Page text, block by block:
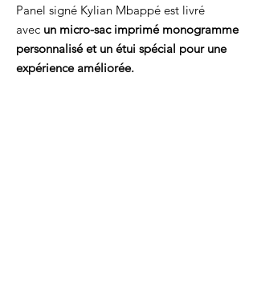
Panel signé Kylian Mbappé est livré
avec un micro-sac imprimé monogramme
personnalisé et un étui spécial pour une
expérience améliorée.